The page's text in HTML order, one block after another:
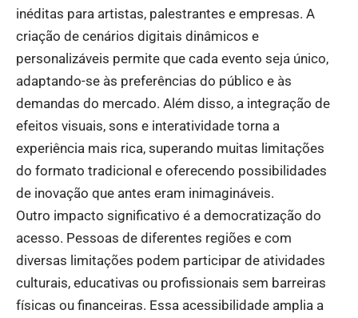
inéditas para artistas, palestrantes e empresas. A
criação de cenários digitais dinâmicos e
personalizáveis permite que cada evento seja único,
adaptando-se às preferências do público e às
demandas do mercado. Além disso, a integração de
efeitos visuais, sons e interatividade torna a
experiência mais rica, superando muitas limitações
do formato tradicional e oferecendo possibilidades
de inovação que antes eram inimagináveis.
Outro impacto significativo é a democratização do
acesso. Pessoas de diferentes regiões e com
diversas limitações podem participar de atividades
culturais, educativas ou profissionais sem barreiras
físicas ou financeiras. Essa acessibilidade amplia a